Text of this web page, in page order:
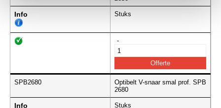
Info Stuks
-
SPB2680
Optibelt V-snaar smal prof. SPB
2680
Info Stuks